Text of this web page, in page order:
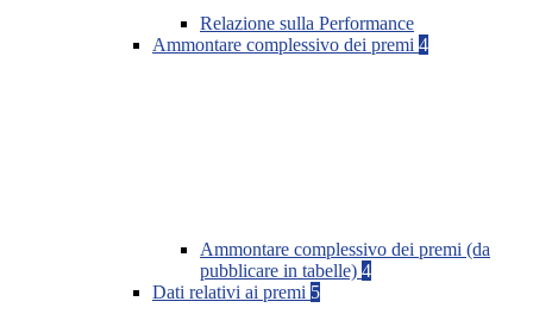
Relazione sulla Performance
Ammontare complessivo dei premi 4
Ammontare complessivo dei premi (da
pubblicare in tabelle) 4
Dati relativi ai premi 5